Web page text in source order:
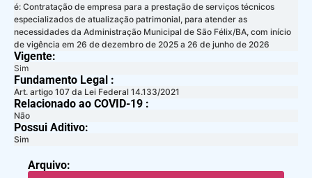
é: Contratação de empresa para a prestação de serviços técnicos
especializados de atualização patrimonial, para atender as
necessidades da Administração Municipal de São Félix/BA, com início
de vigência em 26 de dezembro de 2025 a 26 de junho de 2026
Vigente:
Sim
Fundamento Legal :​
Art. artigo 107 da Lei Federal 14.133/2021
Relacionado ao COVID-19 :​
Não
Possui Aditivo:​
Sim
Arquivo: